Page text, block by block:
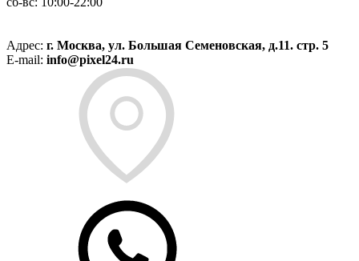
Адрес: г. Москва, ул. Большая Семеновская, д.11. стр. 5
E-mail: info@pixel24.ru